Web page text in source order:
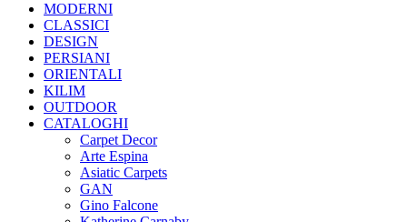
MODERNI
CLASSICI
DESIGN
PERSIANI
ORIENTALI
KILIM
OUTDOOR
CATALOGHI
Carpet Decor
Arte Espina
Asiatic Carpets
GAN
Gino Falcone